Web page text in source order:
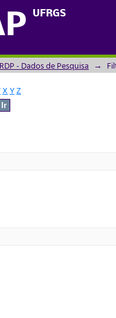
UFRGS
- Dados de Pesquisa →
XYZ